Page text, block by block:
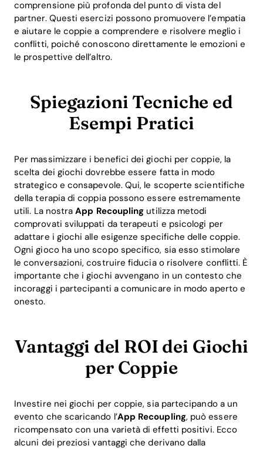
Home
Blog
Download
comprensione più profonda del punto di vista del
partner. Questi esercizi possono promuovere l’empatia
e aiutare le coppie a comprendere e risolvere meglio i
conflitti, poiché conoscono direttamente le emozioni e
le prospettive dell’altro.
Spiegazioni Tecniche ed
Esempi Pratici
Per massimizzare i benefici dei giochi per coppie, la
scelta dei giochi dovrebbe essere fatta in modo
strategico e consapevole. Qui, le scoperte scientifiche
della terapia di coppia possono essere estremamente
utili. La nostraApp Recoupling utilizza metodi
comprovati sviluppati da terapeuti e psicologi per
adattare i giochi alle esigenze specifiche delle coppie.
Ogni gioco ha uno scopo specifico, sia esso stimolare
le conversazioni, costruire fiducia o risolvere conflitti. È
importante che i giochi avvengano in un contesto che
incoraggi i partecipanti a comunicare in modo aperto e
onesto.
Vantaggi del ROI dei Giochi
per Coppie
Investire nei giochi per coppie, sia partecipando a un
evento che scaricando l’App Recoupling, può essere
ricompensato con una varietà di effetti positivi. Ecco
alcuni dei preziosi vantaggi che derivano dalla